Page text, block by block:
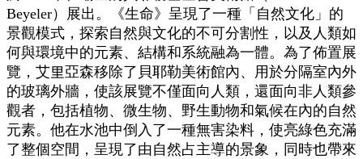
Beyeler）展出。《生命》呈現了一種「自然文化」的
景觀模式，探索自然與文化的不可分割性，以及人類如
何與環境中的元素、結構和系統融為一體。為了佈置展
覽，艾里亞森移除了貝耶勒美術館內、用於分隔室內外
的玻璃外牆，使該展覽不僅面向人類，還面向非人類參
觀者，包括植物、微生物、野生動物和氣候在內的自然
元素。他在水池中倒入了一種無害染料，使亮綠色充滿
了整個空間，呈現了由自然占主導的景象，同時也帶來